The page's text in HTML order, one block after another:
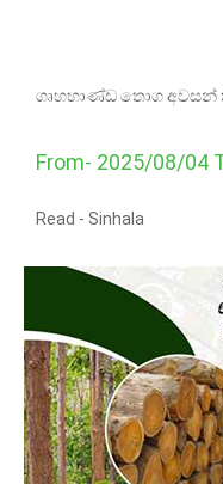
ගෘහභාණ්ඩ තොග අවසන්
From- 2025/08/04
Read - Sinhala